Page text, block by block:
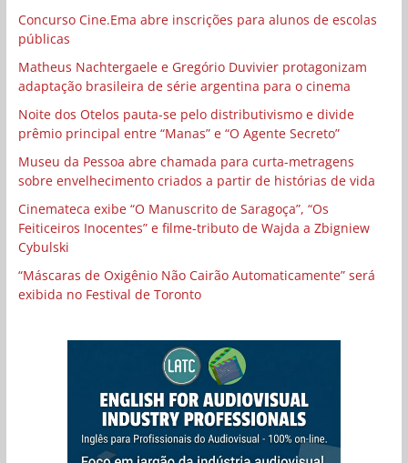
Concurso Cine.Ema abre inscrições para alunos de escolas
públicas
Matheus Nachtergaele e Gregório Duvivier protagonizam
adaptação brasileira de série argentina para o cinema
Noite dos Otelos pauta-se pelo distributivismo e divide
prêmio principal entre “Manas” e “O Agente Secreto”
Museu da Pessoa abre chamada para curta-metragens
sobre envelhecimento criados a partir de histórias de vida
Cinemateca exibe “O Manuscrito de Saragoça”, “Os
Feiticeiros Inocentes” e filme-tributo de Wajda a Zbigniew
Cybulski
“Máscaras de Oxigênio Não Cairão Automaticamente” será
exibida no Festival de Toronto